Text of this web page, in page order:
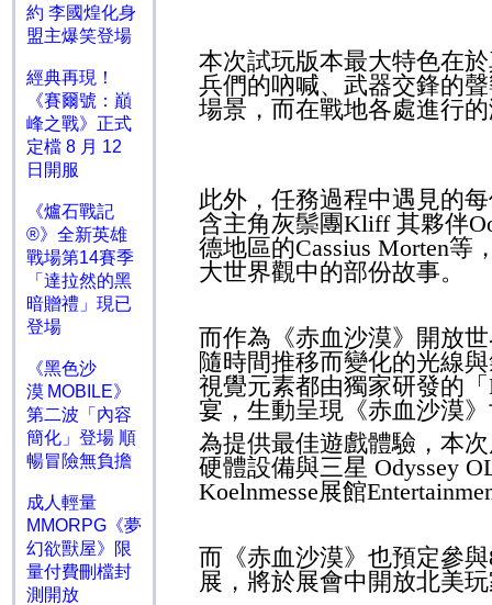
約 李國煌化身
盟主爆笑登場
經典再現！
《賽爾號：巔
峰之戰》正式
定檔 8 月 12
日開服
《爐石戰記
®》全新英雄
戰場第14賽季
「達拉然的黑
暗贈禮」現已
登場
《黑色沙
漠 MOBILE》
第二波「內容
簡化」登場 順
暢冒險無負擔
成人輕量
MMORPG《夢
幻欲獸屋》限
量付費刪檔封
測開放
本次試玩版本最大特色在
兵們的吶喊、武器交鋒的
場景，而在戰地各處進行
此外，任務過程中遇見的
含主角灰鬃團Kliff 其夥伴
德地區的Cassius Morten等
大世界觀中的部份故事。
而作為《赤血沙漠》開放
隨時間推移而變化的光線
視覺元素都由獨家研發的「
宴，生動呈現《赤血沙漠
為提供最佳遊戲體驗，本
硬體設備與三星 Odyssey
Koelnmesse展館
而《赤血沙漠》也預定參與
展，將於展會中開放北美